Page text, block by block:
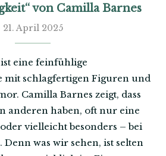
von Camilla Barnes
21. April 2025
eine feinfühlige
mit schlagfertigen Figuren und
Camilla Barnes zeigt, dass
anderen haben, oft nur eine
oder vielleicht besonders – bei
Denn was wir sehen, ist selten